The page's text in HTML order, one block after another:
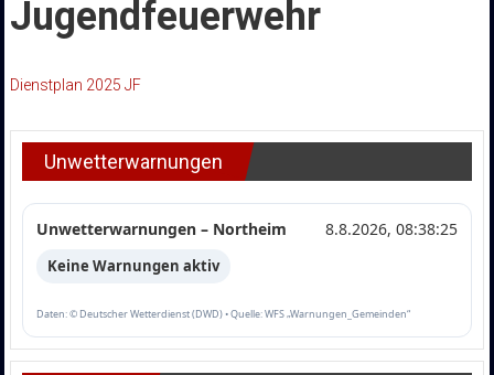
Jugendfeuerwehr
Dienstplan 2025 JF
Unwetterwarnungen
Unwetterwarnungen – Northeim 8.8.2026, 08:38:25
Keine Warnungen aktiv
Daten: © Deutscher Wetterdienst (DWD) • Quelle: WFS „Warnungen_Gemeinden“